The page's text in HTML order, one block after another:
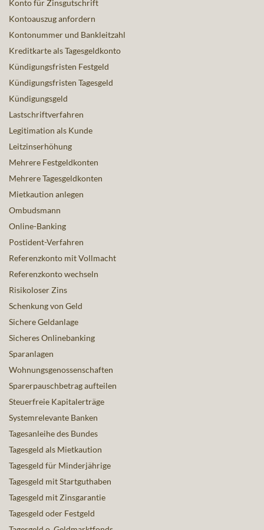
Konto für Zinsgutschrift
Kontoauszug anfordern
Kontonummer und Bankleitzahl
Kreditkarte als Tagesgeldkonto
Kündigungsfristen Festgeld
Kündigungsfristen Tagesgeld
Kündigungsgeld
Lastschriftverfahren
Legitimation als Kunde
Leitzinserhöhung
Mehrere Festgeldkonten
Mehrere Tagesgeldkonten
Mietkaution anlegen
Ombudsmann
Online-Banking
Postident-Verfahren
Referenzkonto mit Vollmacht
Referenzkonto wechseln
Risikoloser Zins
Schenkung von Geld
Sichere Geldanlage
Sicheres Onlinebanking
Sparanlagen
Wohnungsgenossenschaften
Sparerpauschbetrag aufteilen
Steuerfreie Kapitalerträge
Systemrelevante Banken
Tagesanleihe des Bundes
Tagesgeld als Mietkaution
Tagesgeld für Minderjährige
Tagesgeld mit Startguthaben
Tagesgeld mit Zinsgarantie
Tagesgeld oder Festgeld